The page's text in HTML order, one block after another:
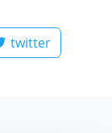
twitter